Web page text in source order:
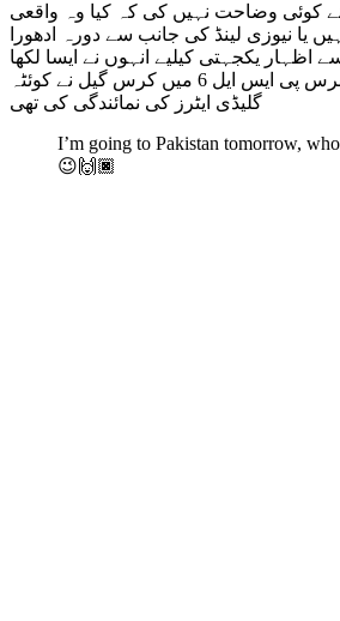
کوئی وضاحت نہیں کی کہ کیا وہ واقعی
یا نیوزی لینڈ کی جانب سے دورہ ادھورا
اظہار یکجہتی کیلیے انہوں نے ایسا لکھا
ہے۔ یاد رہے کہ رواں برس پی ایس ایل 6 میں کرس گیل نے کوئٹہ
گلیڈی ایٹرز کی نمائندگی کی تھی
I’m going to Pakistan tomorrow,
😉🙌🏿